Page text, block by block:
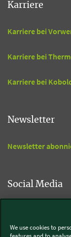
Karriere
Karriere bei
Karriere bei
Karriere bei
Newsletter
Newsletter
Social Media
We use cookies to